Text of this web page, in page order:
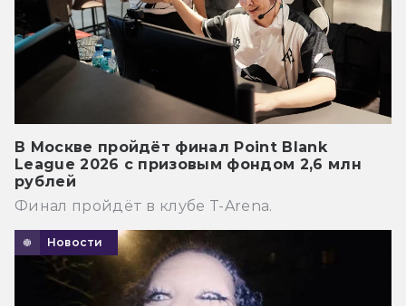
В Москве пройдёт финал Point Blank
League 2026 с призовым фондом 2,6 млн
рублей
Финал пройдёт в клубе T-Arena.
Новости